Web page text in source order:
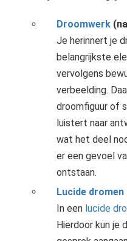
Droomwerk
Je herinnert je
belangrijkste
vervolgens
verbeelding.
droomfiguur of
luistert naar
wat het deel
er een gevoel
ontstaan.
Lucide dromen
In een lucide
Hierdoor kun je